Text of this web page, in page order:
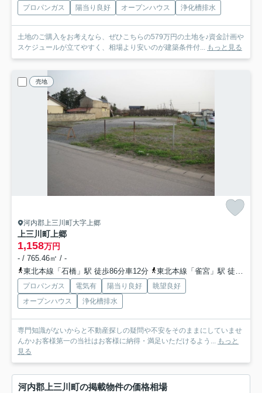
プロパンガス 陽当り良好 オープンハウス 浄化槽排水
土地のご購入をお考えなら、ぜひこちらの579万円の土地を♪資金計画や
スケジュールが立てやすく、相場より安いのが建築条件付... もっと見る
売地
河内郡上三川町大字上郷
上三川町上郷
1,158万円
- / 765.46㎡ / -
東北本線「石橋」駅 徒歩86分車12分
東北本線「雀宮」駅 徒歩96分車15分
プロパンガス 電気有 陽当り良好
眺望良好
オープンハウス
浄化槽排水
専門知識がないからと不動産探しの疑問や不安をそのままにしていませ
んか♪お客様第一の当社はお客様に納得・満足いただけるよう... もっと
見る
河内郡上三川町の掲載物件の価格相場